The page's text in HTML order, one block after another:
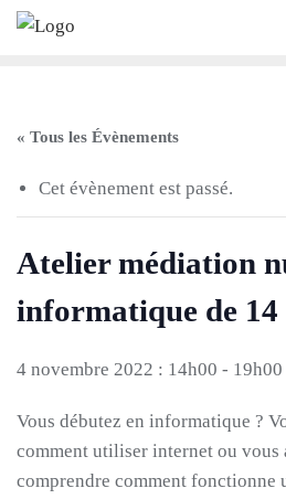
Skip
« Tous les Évènements
Cet évènement est passé.
Atelier médiation
informatique de 14
4 novembre 2022 : 14h00 - 19h00
Vous débutez en informatique ?
comment utiliser internet ou vous
comprendre comment fonctionne